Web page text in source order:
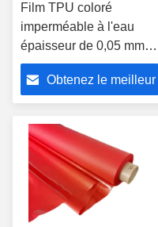
Film TPU coloré
imperméable à l'eau
épaisseur de 0,05 mm à
1,5 mm Largeur de 1400
mm Personnalisable
Obtenez le meilleur